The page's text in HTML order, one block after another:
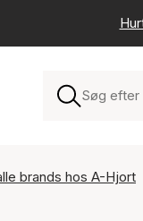
brands hos A-Hjort